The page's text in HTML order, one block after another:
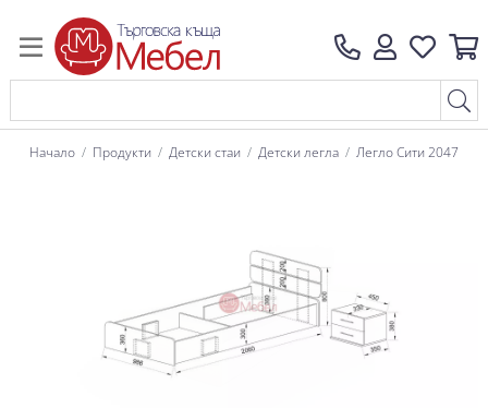
Начало Продукти Детски стаи Детски легла Легло Сити 2047